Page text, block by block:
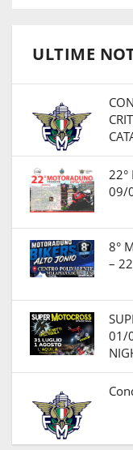
ULTIME
22°
09/
8°
–
01/